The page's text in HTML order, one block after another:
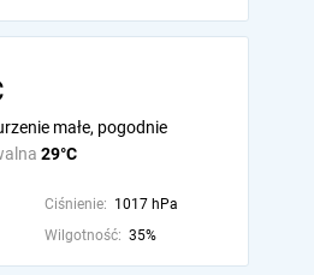
29°C
małe, pogodnie
Ciśnienie: 1017 hPa
Wilgotność: 35%